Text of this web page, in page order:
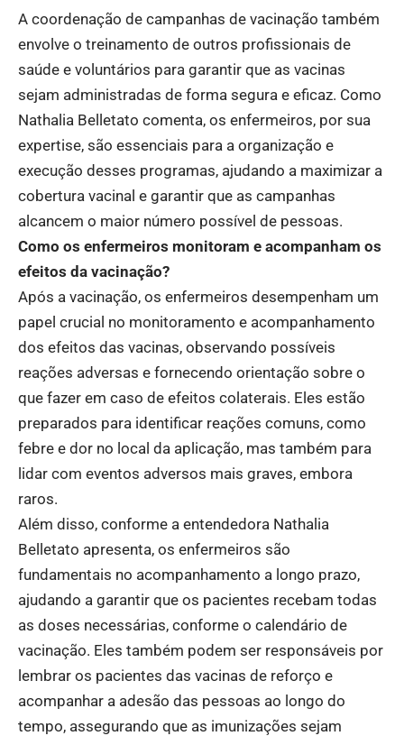
A coordenação de campanhas de vacinação também
envolve o treinamento de outros profissionais de
saúde e voluntários para garantir que as vacinas
sejam administradas de forma segura e eficaz. Como
Nathalia Belletato comenta, os enfermeiros, por sua
expertise, são essenciais para a organização e
execução desses programas, ajudando a maximizar a
cobertura vacinal e garantir que as campanhas
alcancem o maior número possível de pessoas.
Como os enfermeiros monitoram e acompanham os
efeitos da vacinação?
Após a vacinação, os enfermeiros desempenham um
papel crucial no monitoramento e acompanhamento
dos efeitos das vacinas, observando possíveis
reações adversas e fornecendo orientação sobre o
que fazer em caso de efeitos colaterais. Eles estão
preparados para identificar reações comuns, como
febre e dor no local da aplicação, mas também para
lidar com eventos adversos mais graves, embora
raros.
Além disso, conforme a entendedora Nathalia
Belletato apresenta, os enfermeiros são
fundamentais no acompanhamento a longo prazo,
ajudando a garantir que os pacientes recebam todas
as doses necessárias, conforme o calendário de
vacinação. Eles também podem ser responsáveis por
lembrar os pacientes das vacinas de reforço e
acompanhar a adesão das pessoas ao longo do
tempo, assegurando que as imunizações sejam